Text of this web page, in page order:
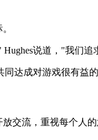
说道，"我们
同达成对游戏很有益
交流，重视每个人